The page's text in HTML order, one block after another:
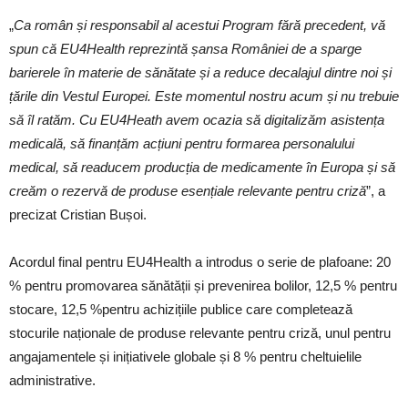
„Ca român și responsabil al acestui Program fără precedent, vă
spun că EU4Health reprezintă șansa României de a sparge
barierele în materie de sănătate și a reduce decalajul dintre noi și
țările din Vestul Europei. Este momentul nostru acum și nu trebuie
să îl ratăm. Cu EU4Heath avem ocazia să digitalizăm asistența
medicală, să finanțăm acțiuni pentru formarea personalului
medical, să readucem producția de medicamente în Europa și să
creăm o rezervă de produse esențiale relevante pentru criză”, a
precizat Cristian Bușoi.
Acordul final pentru EU4Health a introdus o serie de plafoane: 20
% pentru promovarea sănătății și prevenirea bolilor, 12,5 % pentru
stocare, 12,5 %pentru achizițiile publice care completează
stocurile naționale de produse relevante pentru criză, unul pentru
angajamentele și inițiativele globale și 8 % pentru cheltuielile
administrative.